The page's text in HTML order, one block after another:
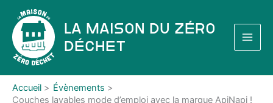
contenu
La Maison du Zéro
Déchet
Accueil
Évènements
Couches lavables mode d’emploi avec la marque ApiNapi !